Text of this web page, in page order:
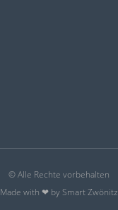
© Alle Rechte vorbehalten
Made with ❤ by Smart Zwönitz